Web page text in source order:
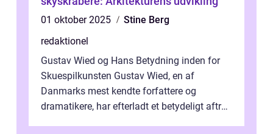
01 oktober 2025
Stine Berg
redaktionel
Gustav Wied og Hans Betydning inden for
Skuespilkunsten Gustav Wied, en af
Danmarks mest kendte forfattere og
dramatikere, har efterladt et betydeligt aftryk